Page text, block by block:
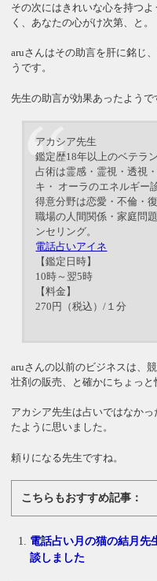
その次にはきれいな心を持つ
く、あなたの心がけ次第、と。
aruさんはその助言を肝に銘じ
うです。
先生の助言が効果あったようで
アカシア先生
鑑定歴18年以上のベテラ
占術は霊感・霊視・透視
キ・ オーラのエネルギー
得意分野は恋愛・不倫・
職場の人間関係・家庭問
ンセリング。
電話占いアイネ
【鑑定日時】
10時～翌5時
【料金】
270円（税込）/１分
aruさんの以前のビジネスは、
壮剤の販売、と確かにちょっと
アカシア先生は占いではなか
たように思いました。
頼りになる先生ですね。
こちらもおすすめ記事：
電話占い月の猫の結月先
談しました